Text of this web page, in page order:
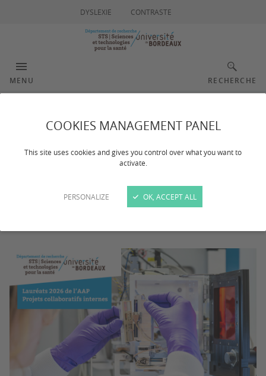
COOKIES MANAGEMENT PANEL
This site uses cookies and gives you control over what you want to
activate.
PERSONALIZE OK, ACCEPT ALL
DYSLEXIE CONTRASTE
MENU RECHERCHE
Lauréats 2026
En 2026, le département a soutenu 5 projets de